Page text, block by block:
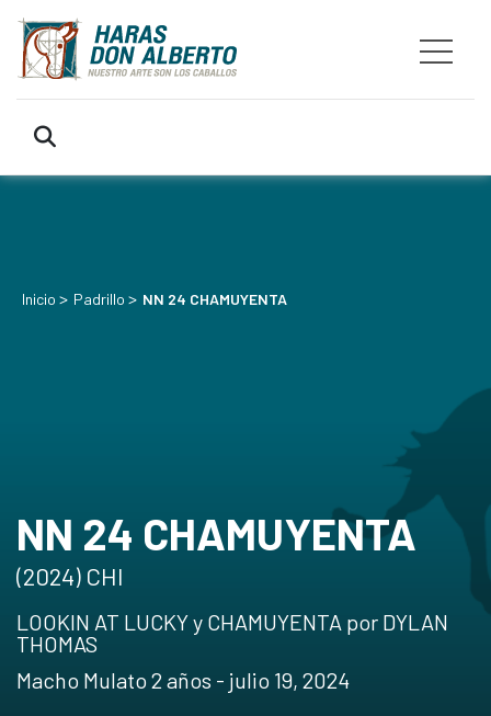
Inicio > Padrillo > NN 24 CHAMUYENTA
NN 24 CHAMUYENTA
(2024) CHI
LOOKIN AT LUCKY y CHAMUYENTA por DYLAN
THOMAS
Macho Mulato 2 años - julio 19, 2024